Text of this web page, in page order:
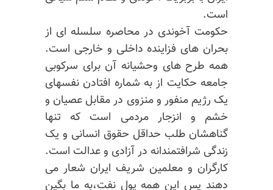
است.
حکومت آخوندی در محاصره سلسله ای از
بحران های فزاینده داخلی و خارجی است.
همه طرح های وحشیانه آن برای سرکوبی
جامعه حکایت از به شماره افتادن نفسهای
یک رژیم منفور و منزوی در مقابل عصیان و
خشم و انزجار مردمی است که تنها
گناهشان طلب حداقل حقوق انسانی و یک
زندگی شرافتمندانه در آزادی و عدالت است.
کارگران و معلمین شریف ایران شعار می
دهند پس این همه پول نفت،به ما بگین